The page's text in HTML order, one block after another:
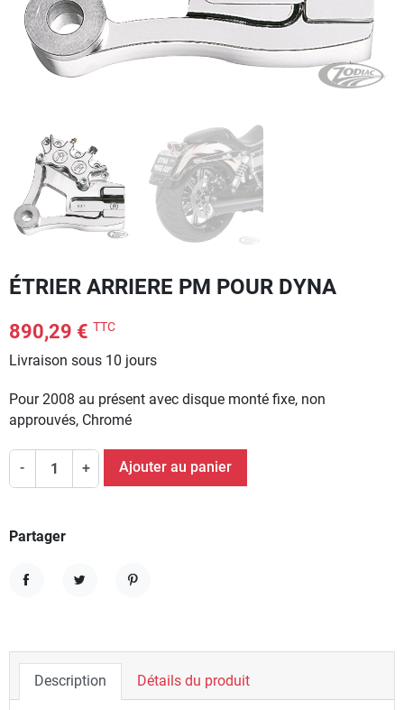
ÉTRIER ARRIERE PM POUR DYNA
890,29 € TTC
Livraison sous 10 jours
Pour 2008 au présent avec disque monté fixe, non
approuvés, Chromé
- + Ajouter au panier
Partager
Description Détails du produit